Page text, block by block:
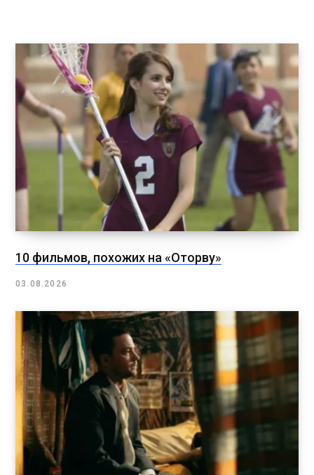
10 фильмов, похожих на «Оторву»
03.08.2026